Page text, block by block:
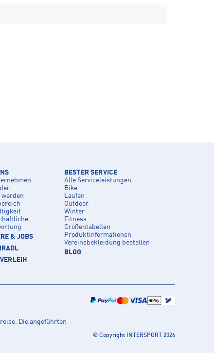
& JOBS
BESTER SERVICE
Alle Serviceleistungen
Bike
Laufen
Outdoor
Winter
Fitness
Größentabellen
Produktinformationen
Vereinsbekleidung bestellen
BLOG
Die angeführten
© Copyright INTERSPORT 2026